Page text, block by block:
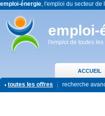
emploi-énergie, l'emploi du secteur
emploi-
l'emploi de toutes
ACCUEIL
toutes les offres recherche